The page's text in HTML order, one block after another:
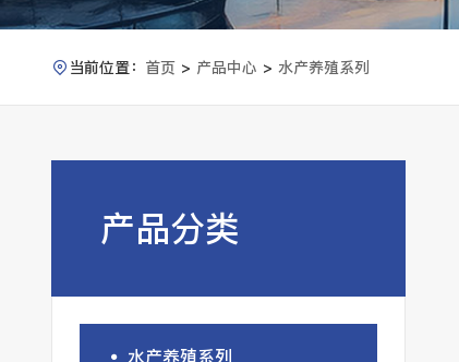
 当前位置： 首页 > 产品中心 > 水产养殖系列
产品分类
 水产养殖系列